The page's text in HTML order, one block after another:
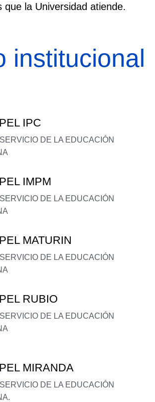
que la Universidad atiende.
institucional
IPC
DE LA EDUCACIÓN
IMPM
DE LA EDUCACIÓN
MATURIN
DE LA EDUCACIÓN
RUBIO
DE LA EDUCACIÓN
MIRANDA
DE LA EDUCACIÓN